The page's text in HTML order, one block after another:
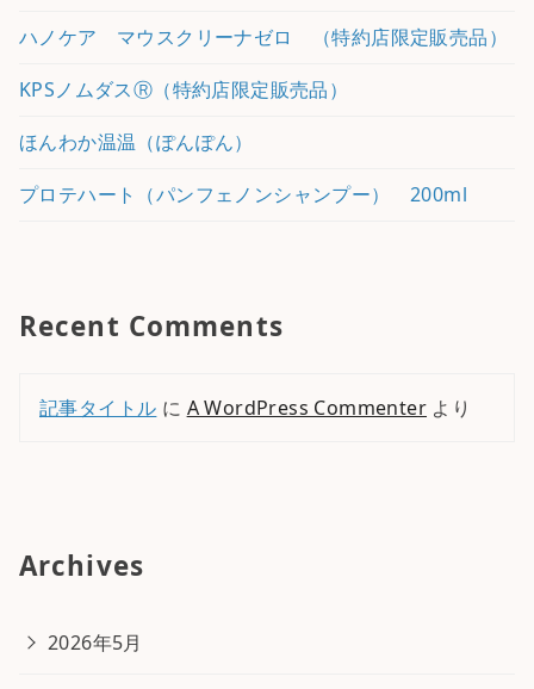
ハノケア マウスクリーナゼロ （特約店限定販売品）
KPSノムダスⓇ（特約店限定販売品）
ほんわか温温（ぽんぽん）
プロテハート（パンフェノンシャンプー） 200ml
Recent Comments
記事タイトル に A WordPress Commenter より
Archives
2026年5月